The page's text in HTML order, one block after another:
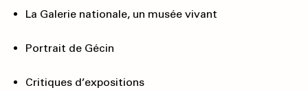
La Galerie nationale, un musée vivant
Portrait de Gécin
Critiques d’expositions